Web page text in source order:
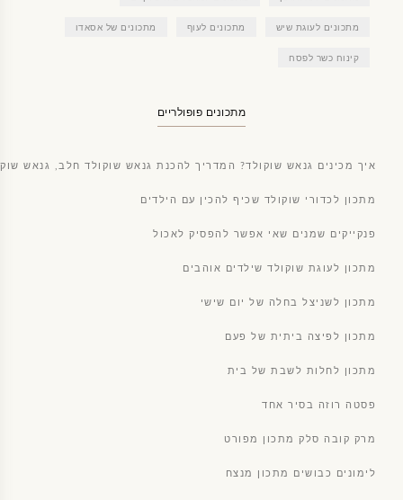
מתכונים לעוגת שיש מתכונים לעוף מתכונים של אסאדו
קינוח כשר לפסח
מתכונים פופולריים
איך מכינים גנאש שוקולד? המדריך להכנת גנאש שוקולד חלב, גנאש
מתכון לכדורי שוקולד שכיף להכין עם הילדים
פנקייקים שמנים שאי אפשר להפסיק לאכול
מתכון לעוגת שוקולד שילדים אוהבים
מתכון לשניצל בחלה של יום שישי
מתכון לפיצה ביתית של פעם
מתכון לחלות לשבת של בית
פסטה רוזה בסיר אחד
מרק קובה סלק מתכון מפורט
לימונים כבושים מתכון מנצח